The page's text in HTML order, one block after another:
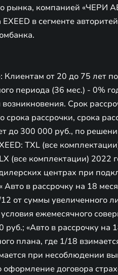
рынка, компанией
EXEED в сегменте
Клиентам от 20 до 75 лет
периода (36 мес.) - 0%
Срок
срока рассрочки, срока
до 300 000 руб., по
TXL (все
(все комплектации) 2022
центрах при
Авто в рассрочку на 18
от суммы увеличенного
ежемесячного
руб.; «Авто в рассрочку
плана, где 1/18
при несоблюдении
оформление договора